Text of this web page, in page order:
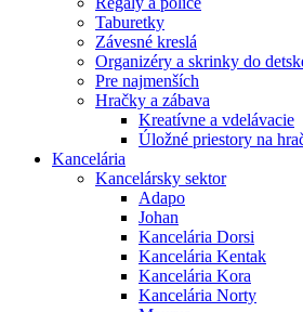
Taburetky
Závesné kreslá
Organizéry a skrinky do
Pre najmenších
Hračky a zábava
Kreatívne a vdelávacie
Úložné priestory na
Kancelária
Kancelársky sektor
Adapo
Johan
Kancelária Dorsi
Kancelária Kentak
Kancelária Kora
Kancelária Norty